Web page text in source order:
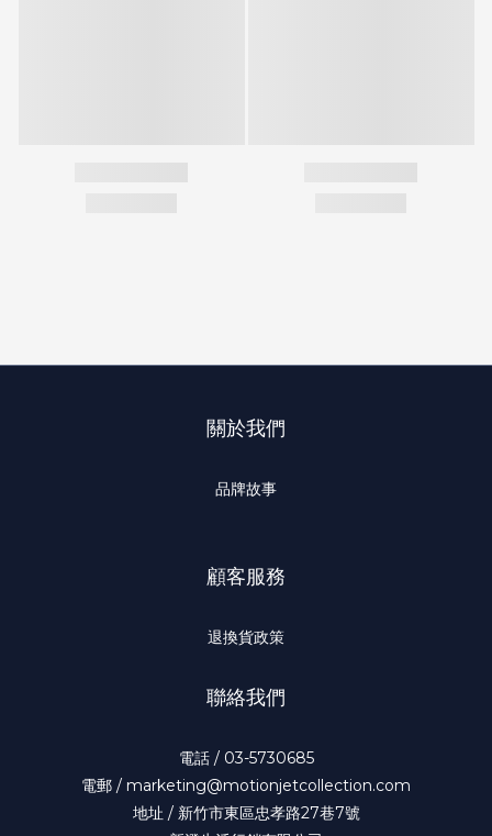
關於我們
品牌故事
顧客服務
退換貨政策
聯絡我們
電話 / 03-5730685
電郵 / marketing@motionjetcollection.com
地址 / 新竹市東區忠孝路27巷7號